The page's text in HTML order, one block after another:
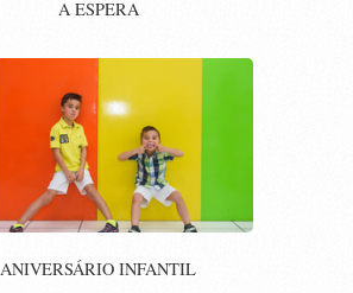
A ESPERA
ANIVERSÁRIO INFANTIL